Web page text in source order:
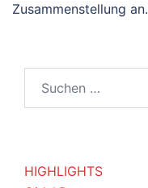
Zusammenstellung an.
HIGHLIGHTS